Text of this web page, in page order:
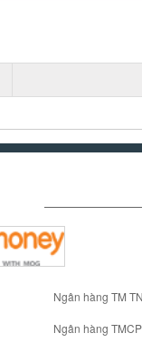
Ngân hàng TM
Ngân hàng